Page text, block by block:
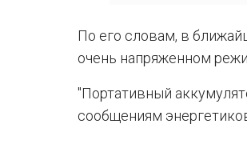
По его словам, в
очень напряженном
"Портативный
сообщениям